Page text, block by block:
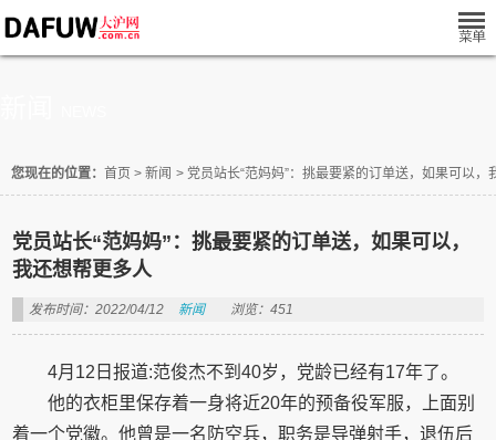
您现在的位置： 首页 > 新闻 > 党员站长“范妈妈”：挑最要紧的订单送，如果可以，
党员站长“范妈妈”：挑最要紧的订单送，如果可以，
我还想帮更多人
发布时间：2022/04/12 新闻 浏览：451
4月12日报道:范俊杰不到40岁，党龄已经有17年了。
他的衣柜里保存着一身将近20年的预备役军服，上面别
着一个党徽。他曾是一名防空兵，职务是导弹射手，退伍后